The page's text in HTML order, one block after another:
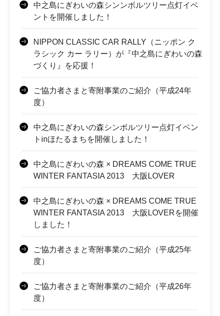
中之島にぎわいの森シンンボルツリー点灯イベ
ントを開催しました！
NIPPON CLASSIC CAR RALLY（ニッポン ク
ラシック カー ラリー）が『中之島にぎわいの森
づくり』を応援！
ご協力者さまと寄附事業のご紹介（平成24年
度）
中之島にぎわいの森シンボルツリー点灯イベン
トinほたるまちを開催しました！
中之島にぎわいの森 × DREAMS COME TRUE
WINTER FANTASIA 2013 大阪LOVER
中之島にぎわいの森 × DREAMS COME TRUE
WINTER FANTASIA 2013 大阪LOVERを開催
しました！
ご協力者さまと寄附事業のご紹介（平成25年
度）
ご協力者さまと寄附事業のご紹介（平成26年
度）